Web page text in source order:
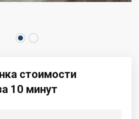
стоимости
10 минут